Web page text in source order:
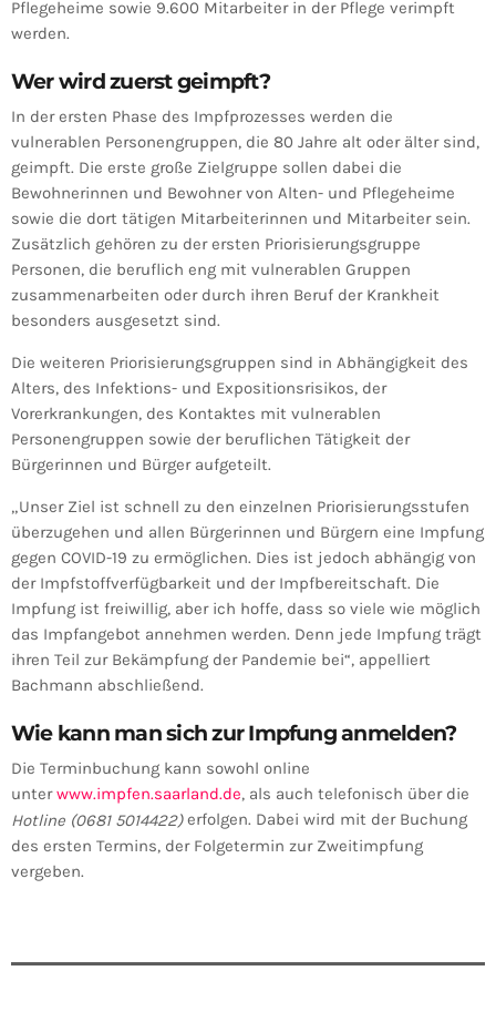
Pflegeheime sowie 9.600 Mitarbeiter in der Pflege verimpft
werden.
Wer wird zuerst geimpft?
In der ersten Phase des Impfprozesses werden die
vulnerablen Personengruppen, die 80 Jahre alt oder älter sind,
geimpft. Die erste große Zielgruppe sollen dabei die
Bewohnerinnen und Bewohner von Alten- und Pflegeheime
sowie die dort tätigen Mitarbeiterinnen und Mitarbeiter sein.
Zusätzlich gehören zu der ersten Priorisierungsgruppe
Personen, die beruflich eng mit vulnerablen Gruppen
zusammenarbeiten oder durch ihren Beruf der Krankheit
besonders ausgesetzt sind.
Die weiteren Priorisierungsgruppen sind in Abhängigkeit des
Alters, des Infektions- und Expositionsrisikos, der
Vorerkrankungen, des Kontaktes mit vulnerablen
Personengruppen sowie der beruflichen Tätigkeit der
Bürgerinnen und Bürger aufgeteilt.
„Unser Ziel ist schnell zu den einzelnen Priorisierungsstufen
überzugehen und allen Bürgerinnen und Bürgern eine Impfung
gegen COVID-19 zu ermöglichen. Dies ist jedoch abhängig von
der Impfstoffverfügbarkeit und der Impfbereitschaft. Die
Impfung ist freiwillig, aber ich hoffe, dass so viele wie möglich
das Impfangebot annehmen werden. Denn jede Impfung trägt
ihren Teil zur Bekämpfung der Pandemie bei“, appelliert
Bachmann abschließend.
Wie kann man sich zur Impfung anmelden?
Die Terminbuchung kann sowohl online
unterwww.impfen.saarland.de, als auch telefonisch über die
Hotline (0681 5014422)erfolgen. Dabei wird mit der Buchung
des ersten Termins, der Folgetermin zur Zweitimpfung
vergeben.